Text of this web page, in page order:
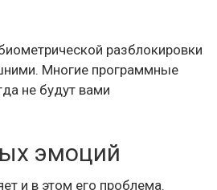
разблокировки
Многие программные
не будут вами
эмоций
и в этом его проблема.